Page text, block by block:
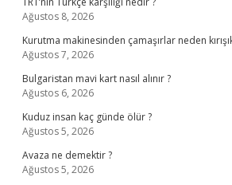
Ağustos 8, 2026
Kurutma makinesinden çamaşırlar neden
Ağustos 7, 2026
Bulgaristan mavi kart nasıl alınır ?
Ağustos 6, 2026
Kuduz insan kaç günde ölür ?
Ağustos 5, 2026
Avaza ne demektir ?
Ağustos 5, 2026